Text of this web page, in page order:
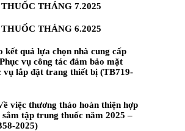
THÁNG 7.2025
THÁNG 6.2025
kết quả lựa chọn nhà cung cấp
vụ công tác đảm bảo mặt
vụ lắp đặt trang thiết bị (TB719-
việc thương thảo hoàn thiện hợp
sắm tập trung thuốc năm 2025 –
2025)